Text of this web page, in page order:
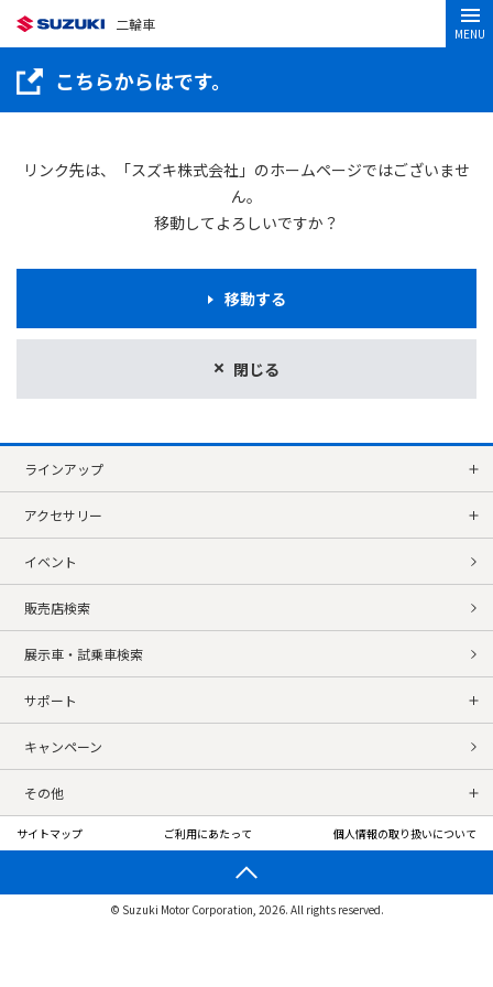
二輪車
MENU
こちらからはです。
リンク先は、「スズキ株式会社」のホームページではございませ
ん。
移動してよろしいですか？
閉じる
移動する
ラインアップ
アクセサリー
イベント
販売店検索
展示車・試乗車検索
サポート
キャンペーン
その他
サイトマップ ご利用にあたって 個人情報の取り扱いについて
© Suzuki Motor Corporation, 2026. All rights reserved.